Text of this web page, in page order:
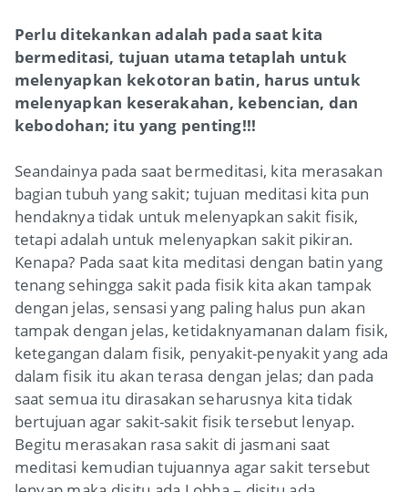
Perlu ditekankan adalah pada saat kita
bermeditasi, tujuan utama tetaplah untuk
melenyapkan kekotoran batin, harus untuk
melenyapkan keserakahan, kebencian, dan
kebodohan; itu yang penting!!!
Seandainya pada saat bermeditasi, kita merasakan
bagian tubuh yang sakit; tujuan meditasi kita pun
hendaknya tidak untuk melenyapkan sakit fisik,
tetapi adalah untuk melenyapkan sakit pikiran.
Kenapa? Pada saat kita meditasi dengan batin yang
tenang sehingga sakit pada fisik kita akan tampak
dengan jelas, sensasi yang paling halus pun akan
tampak dengan jelas, ketidaknyamanan dalam fisik,
ketegangan dalam fisik, penyakit-penyakit yang ada
dalam fisik itu akan terasa dengan jelas; dan pada
saat semua itu dirasakan seharusnya kita tidak
bertujuan agar sakit-sakit fisik tersebut lenyap.
Begitu merasakan rasa sakit di jasmani saat
meditasi kemudian tujuannya agar sakit tersebut